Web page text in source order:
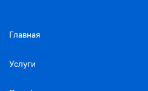
Главная
Услуги